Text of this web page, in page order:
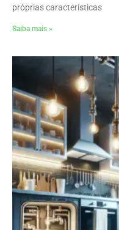
próprias características
Saiba mais »